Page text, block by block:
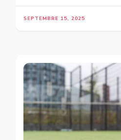
SEPTEMBRE 15, 2025